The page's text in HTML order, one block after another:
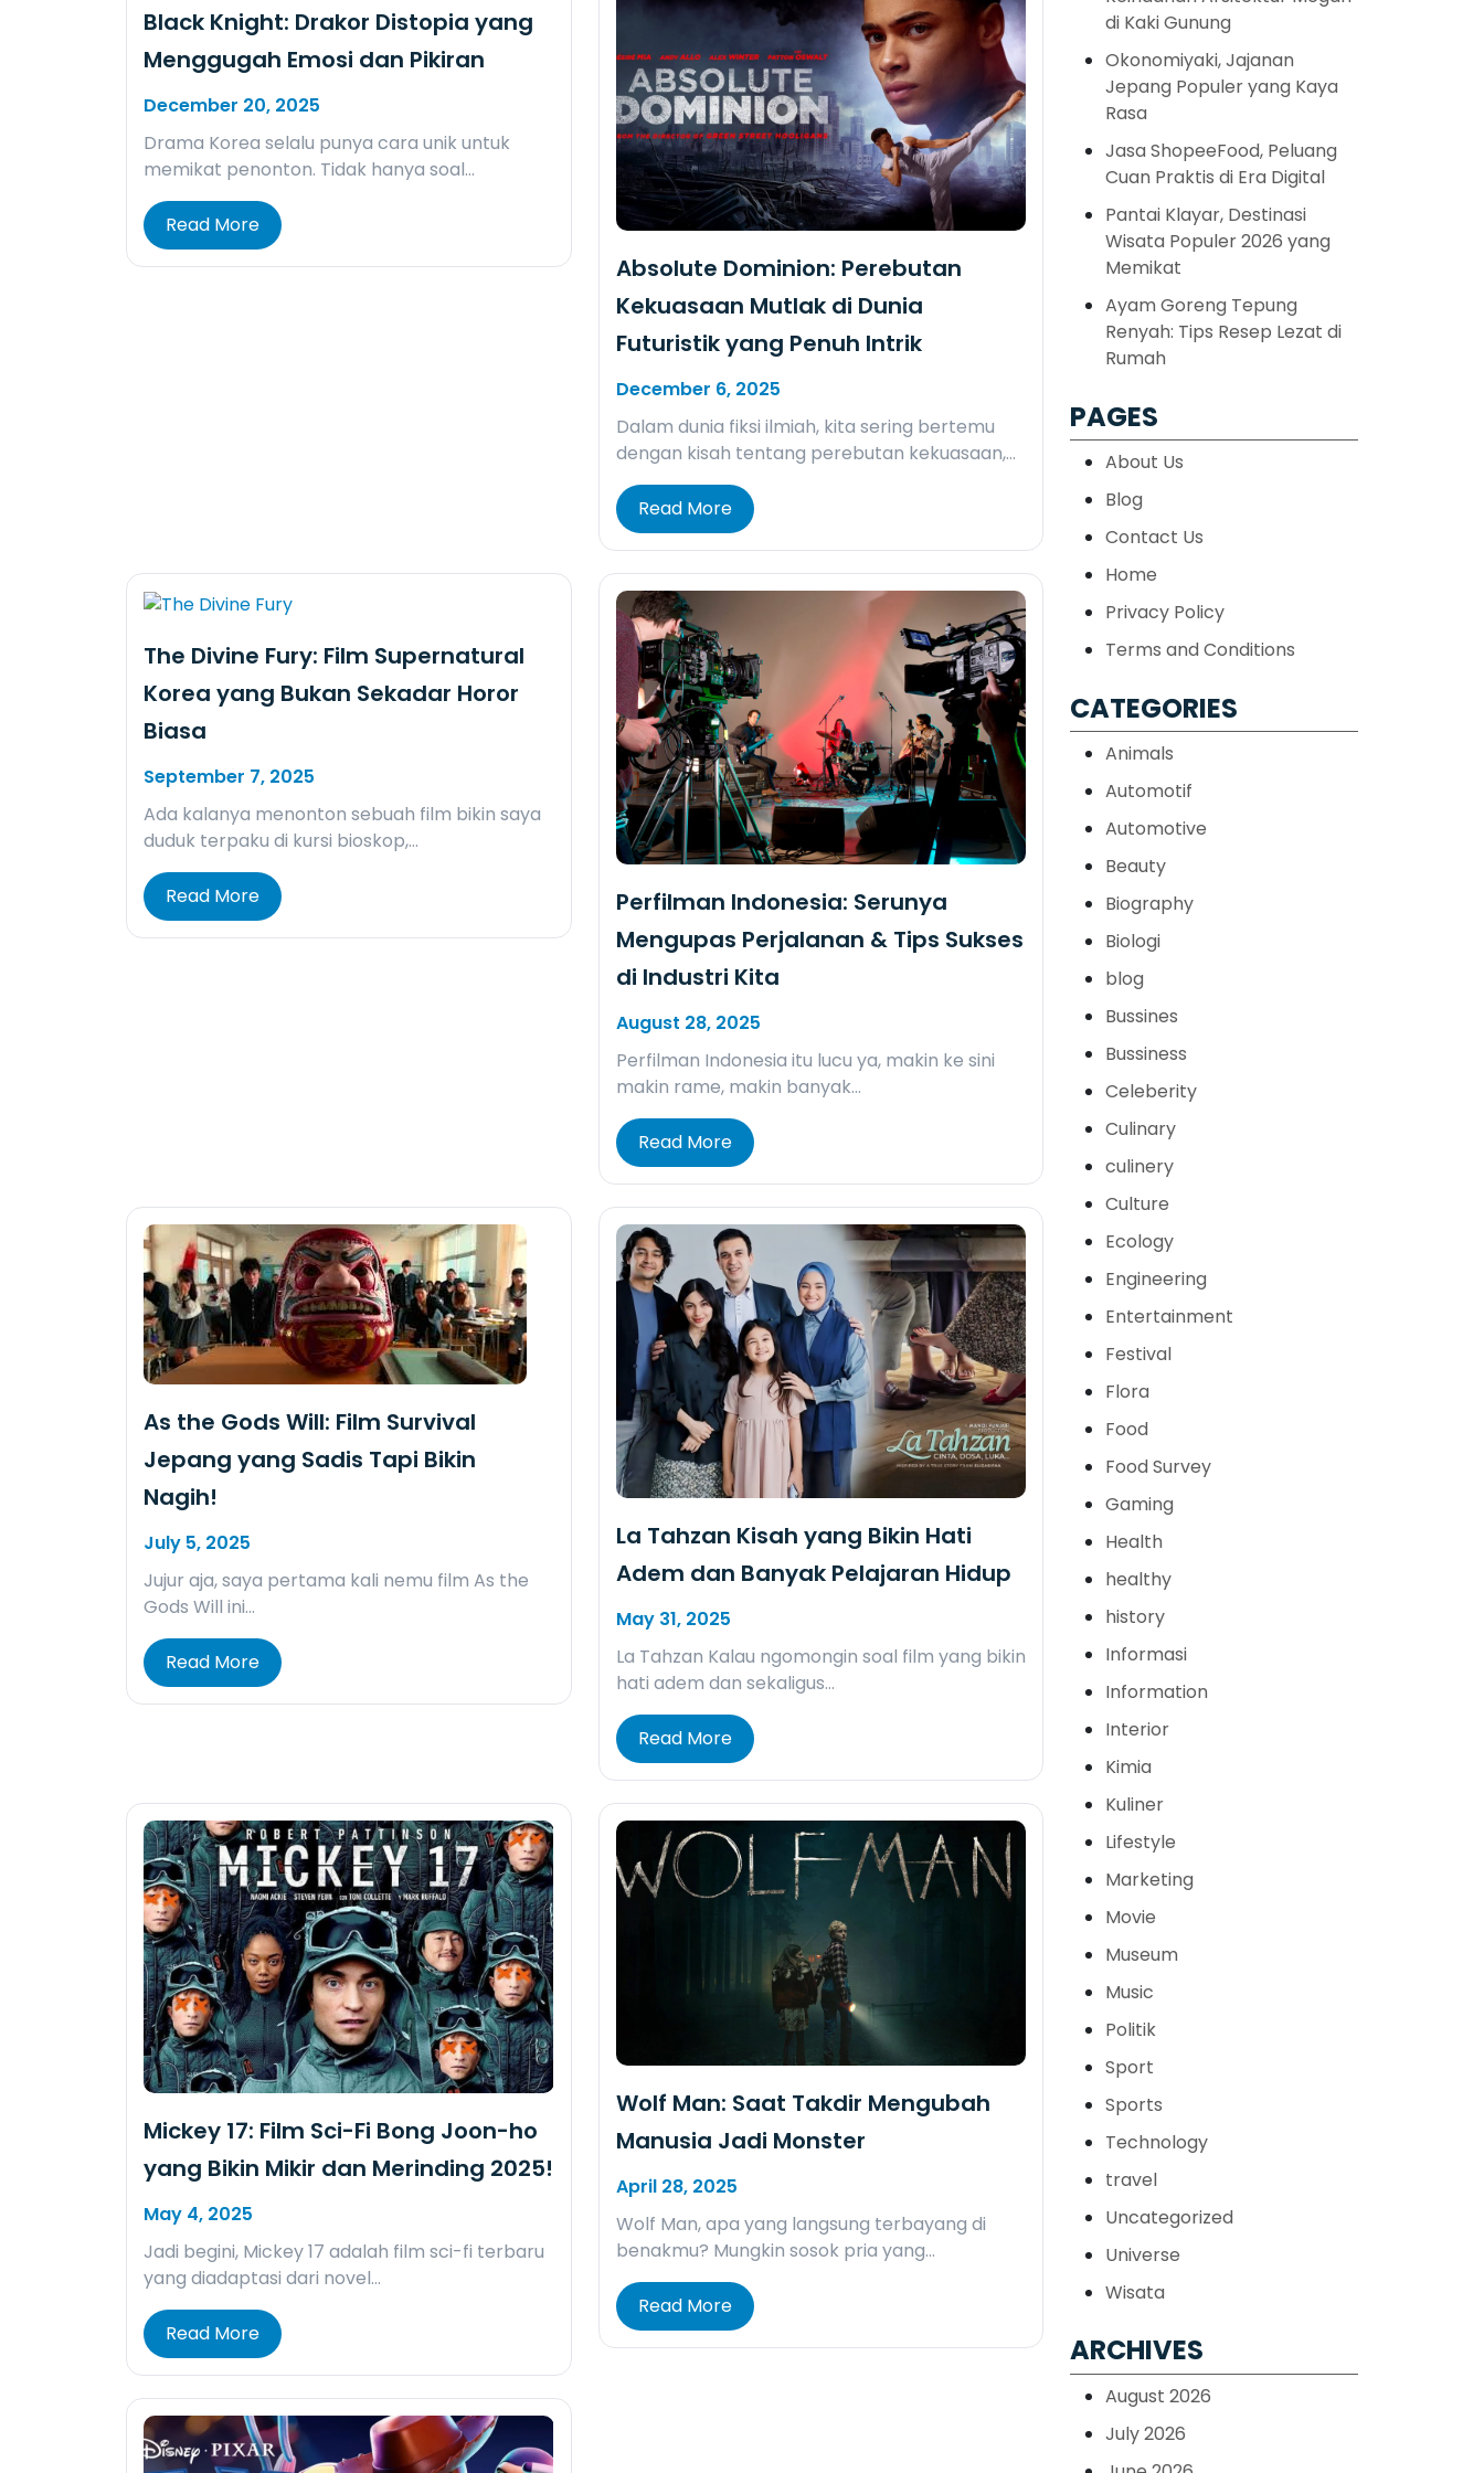
Black Knight: Drakor Distopia yang
Menggugah Emosi dan Pikiran
December 20, 2025
Drama Korea selalu punya cara unik untuk
memikat penonton. Tidak hanya soal…
Read More
Absolute Dominion: Perebutan
Kekuasaan Mutlak di Dunia
Futuristik yang Penuh Intrik
December 6, 2025
Dalam dunia fiksi ilmiah, kita sering bertemu
dengan kisah tentang perebutan kekuasaan,…
Read More
The Divine Fury: Film Supernatural
Korea yang Bukan Sekadar Horor
Biasa
September 7, 2025
Ada kalanya menonton sebuah film bikin saya
duduk terpaku di kursi bioskop,…
Read More
Perfilman Indonesia: Serunya
Mengupas Perjalanan & Tips Sukses
di Industri Kita
August 28, 2025
Perfilman Indonesia itu lucu ya, makin ke sini
makin rame, makin banyak…
Read More
As the Gods Will: Film Survival
Jepang yang Sadis Tapi Bikin
Nagih!
July 5, 2025
Jujur aja, saya pertama kali nemu film As the
Gods Will ini…
Read More
La Tahzan Kisah yang Bikin Hati
Adem dan Banyak Pelajaran Hidup
May 31, 2025
La Tahzan Kalau ngomongin soal film yang bikin
hati adem dan sekaligus…
Read More
Mickey 17: Film Sci-Fi Bong Joon-ho
yang Bikin Mikir dan Merinding 2025!
May 4, 2025
Jadi begini, Mickey 17 adalah film sci-fi terbaru
yang diadaptasi dari novel…
Read More
Wolf Man: Saat Takdir Mengubah
Manusia Jadi Monster
April 28, 2025
Wolf Man, apa yang langsung terbayang di
benakmu? Mungkin sosok pria yang…
Read More
di Kaki Gunung
Okonomiyaki, Jajanan
Jepang Populer yang Kaya
Rasa
Jasa ShopeeFood, Peluang
Cuan Praktis di Era Digital
Pantai Klayar, Destinasi
Wisata Populer 2026 yang
Memikat
Ayam Goreng Tepung
Renyah: Tips Resep Lezat di
Rumah
PAGES
About Us
Blog
Contact Us
Home
Privacy Policy
Terms and Conditions
CATEGORIES
Animals
Automotif
Automotive
Beauty
Biography
Biologi
blog
Bussines
Bussiness
Celeberity
Culinary
culinery
Culture
Ecology
Engineering
Entertainment
Festival
Flora
Food
Food Survey
Gaming
Health
healthy
history
Informasi
Information
Interior
Kimia
Kuliner
Lifestyle
Marketing
Movie
Museum
Music
Politik
Sport
Sports
Technology
travel
Uncategorized
Universe
Wisata
ARCHIVES
August 2026
July 2026